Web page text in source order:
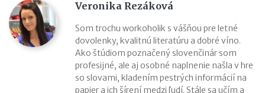
Veronika Rezáková
Som trochu workoholik s vášňou pre letné
dovolenky, kvalitnú literatúru a dobré víno.
Ako štúdiom poznačený slovenčinár som
profesijné, ale aj osobné naplnenie našla v hre
so slovami, kladením pestrých informácií na
papier a ich šírení medzi ľudí. Stále sa učím a